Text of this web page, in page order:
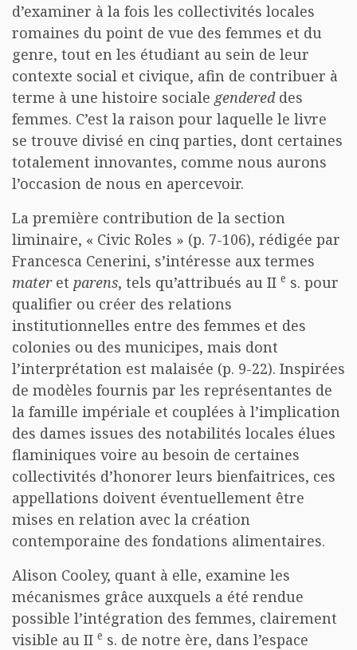
d’examiner à la fois les collectivités locales
romaines du point de vue des femmes et du
genre, tout en les étudiant au sein de leur
contexte social et civique, afin de contribuer à
terme à une histoire sociale gendereddes
femmes. C’est la raison pour laquelle le livre
se trouve divisé en cinq parties, dont certaines
totalement innovantes, comme nous aurons
l’occasion de nous en apercevoir.
La première contribution de la section
liminaire, « Civic Roles » (p. 7-106), rédigée par
Francesca Cenerini, s’intéresse aux termes
materet parens, tels qu’attribués au II e s. pour
qualifier ou créer des relations
institutionnelles entre des femmes et des
colonies ou des municipes, mais dont
l’interprétation est malaisée (p. 9-22). Inspirées
de modèles fournis par les représentantes de
la famille impériale et couplées à l’implication
des dames issues des notabilités locales élues
flaminiques voire au besoin de certaines
collectivités d’honorer leurs bienfaitrices, ces
appellations doivent éventuellement être
mises en relation avec la création
contemporaine des fondations alimentaires.
Alison Cooley, quant à elle, examine les
mécanismes grâce auxquels a été rendue
possible l’intégration des femmes, clairement
visible au II e s. de notre ère, dans l’espace